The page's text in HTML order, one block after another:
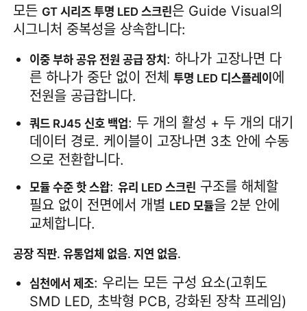
연주회는 스크린을 이끌었습니다
스테이지 LED 화면 임대
COB LED 비디오 월
투명한 LED 디스플레이
SMD LED 화면
야외 LED 디스플레이 보드
옥외 지도된 ​​게시판
모든 GT 시리즈 투명 LED 스크린은 Guide Visual의
시그니처 중복성을 상속합니다:
이중 부하 공유 전원 공급 장치 : 하나가 고장나면 다
른 하나가 중단 없이 전체 투명 LED 디스플레이 에
전원을 공급합니다.
쿼드 RJ45 신호 백업: 두 개의 활성 + 두 개의 대기
데이터 경로. 케이블이 고장나면 3초 안에 수동
으로 전환합니다.
모듈 수준 핫 스왑: 유리 LED 스크린 구조를 해체할
필요 없이 전면에서 개별 LED 모듈을 2분 안에
교체합니다.
공장 직판. 유통업체 없음. 지연 없음.
심천에서 제조: 우리는 모든 구성 요소(고휘도
SMD LED, 초박형 PCB, 강화된 장착 프레임)